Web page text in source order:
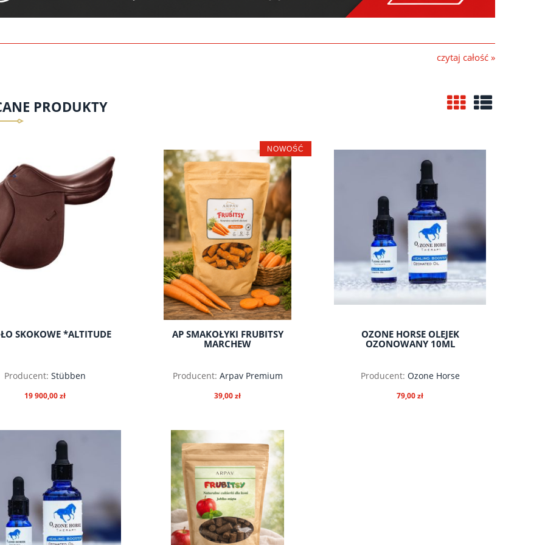
czytaj całość »
PRODUKTY
SKOKOWE *ALTITUDE
Producent: Stübben
19 900,00 zł
do koszyka
AP SMAKOŁYKI FRUBITSY
MARCHEW
Producent: Arpav Premium
39,00 zł
do koszyka
NOWOŚĆ
OZONE HORSE OLEJEK
OZONOWANY 10ML
Producent: Ozone Horse
79,00 zł